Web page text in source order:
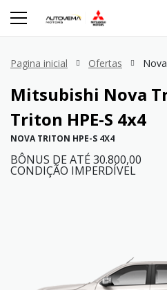
Pagina inicial Ofertas
Mitsubishi Nova
Triton HPE-S 4x4
NOVA TRITON HPE-S 4X4
BÔNUS DE ATÉ 30.800,00
CONDIÇÃO IMPERDÍVEL